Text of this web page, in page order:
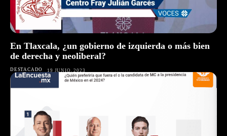
En Tlaxcala, ¿un gobierno de izquierda o más bien
de derecha y neoliberal?
DESTACADO 19 JUNIO, 2023